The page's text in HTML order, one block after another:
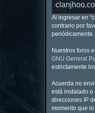
Al ingresar en
contrario por
Nuestros foros
GNU General
estrictamente
Acuerda no
está instalado o
direcciones IP
momento que